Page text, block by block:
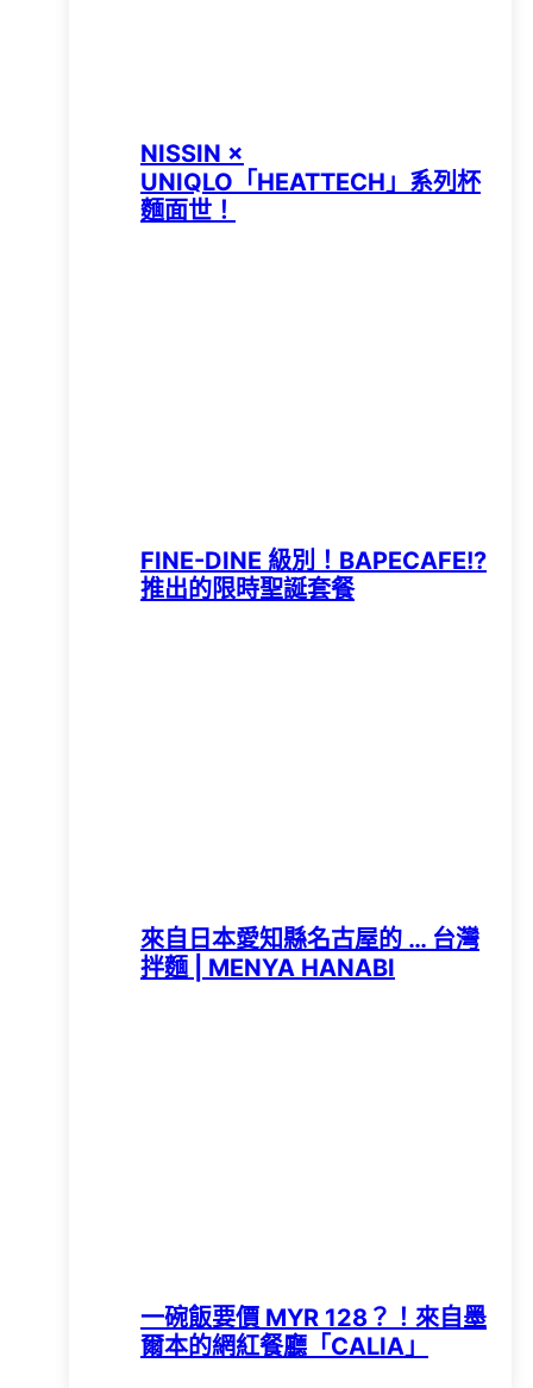
NISSIN ×
UNIQLO「HEATTECH」系列杯
麵面世！
FINE-DINE 級別！BAPECAFE!?
推出的限時聖誕套餐
來自日本愛知縣名古屋的 … 台灣
拌麵 | MENYA HANABI
一碗飯要價 MYR 128？！來自墨
爾本的網紅餐廳「CALIA」